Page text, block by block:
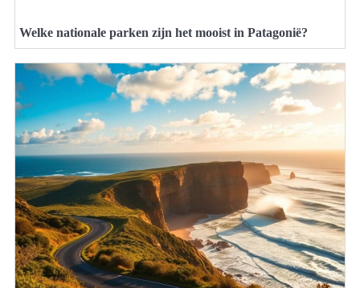
Welke nationale parken zijn het mooist in Patagonië?